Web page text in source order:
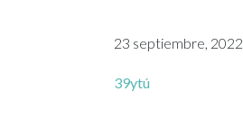
23 septiembre, 2022
39ytú